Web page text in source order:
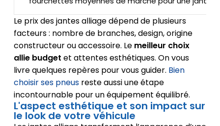
Le prix des jantes alliage dépend de plusieurs
facteurs : nombre de branches, design, origine
constructeur ou accessoire. Le meilleur choix
allie budget et attentes esthétiques. On vous
livre quelques repères pour vous guider. Bien
choisir ses pneusreste aussi une étape
incontournable pour un équipement équilibré.
L'aspect esthétique et son impact sur
le look de votre véhicule